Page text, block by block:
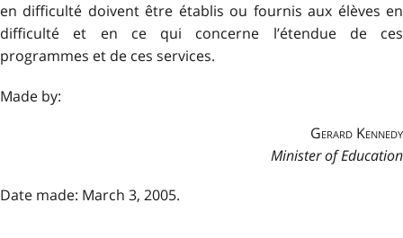
en difficulté doivent être établis ou fournis aux élèves en
difficulté et en ce qui concerne l’étendue de ces
programmes et de ces services.
Made by:
Gerard Kennedy
Minister of Education
Date made: March 3, 2005.